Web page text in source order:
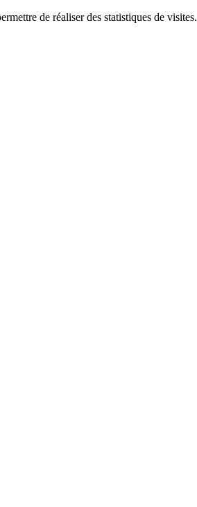
de réaliser des statistiques de visites.